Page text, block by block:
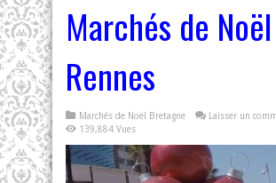
Marchés de
Rennes
Marchés de Noël Bretagne
Laisser un
139,884 Vues